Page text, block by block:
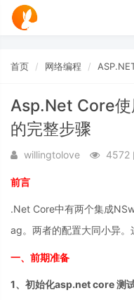
首页 网络编程
Asp.Net Core
的完整步骤
willingtolove 4572
前言
.Net Core中有两个集成
ag。两者的配置大同小异。
一、前期准备
1、初始化asp.net core 测